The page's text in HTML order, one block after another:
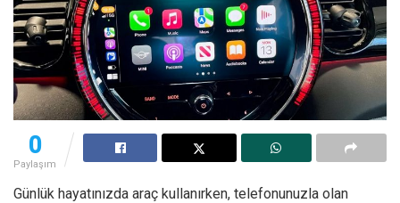
0
Paylaşım
Günlük hayatınızda araç kullanırken, telefonunuzla olan